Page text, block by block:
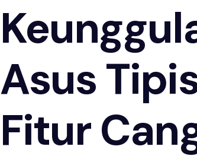
Sewa Server
Sewa TV
Sewa Proyektor
Sewa Printer
Asus
Fitur